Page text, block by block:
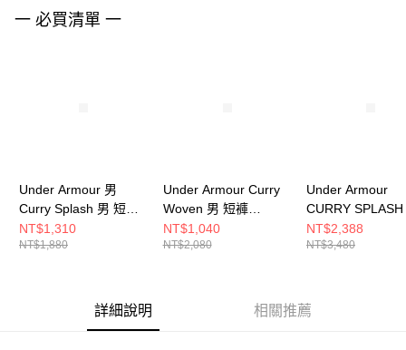
４．使用「AFTEE先享後付」時，將依據個別帳號之用戶狀況，依本公司即
一 必買清單 一
Under Armour 男
Curry Splash 男 短褲
1387092-001
NT$1,310
NT$1,880
Under Armour Curry
Woven 男 短褲
1383373-114
NT$1,040
NT$2,080
Under Armour
CURRY
男女 籃球鞋
001
NT$2,388
NT$3,480
詳細說明 相關推薦